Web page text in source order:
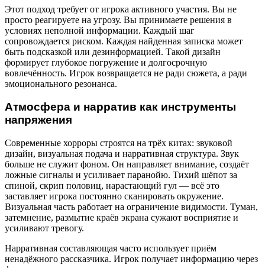
Этот подход требует от игрока активного участия. Вы не
просто реагируете на угрозу. Вы принимаете решения в
условиях неполной информации. Каждый шаг
сопровождается риском. Каждая найденная записка может
быть подсказкой или дезинформацией. Такой дизайн
формирует глубокое погружение и долгосрочную
вовлечённость. Игрок возвращается не ради сюжета, а ради
эмоционального резонанса.
Атмосфера и нарратив как инструменты
напряжения
Современные хорроры строятся на трёх китах: звуковой
дизайн, визуальная подача и нарративная структура. Звук
больше не служит фоном. Он направляет внимание, создаёт
ложные сигналы и усиливает паранойю. Тихий шёпот за
спиной, скрип половиц, нарастающий гул — всё это
заставляет игрока постоянно сканировать окружение.
Визуальная часть работает на ограничение видимости. Туман,
затемнение, размытие краёв экрана сужают восприятие и
усиливают тревогу.
Нарративная составляющая часто использует приём
ненадёжного рассказчика. Игрок получает информацию через